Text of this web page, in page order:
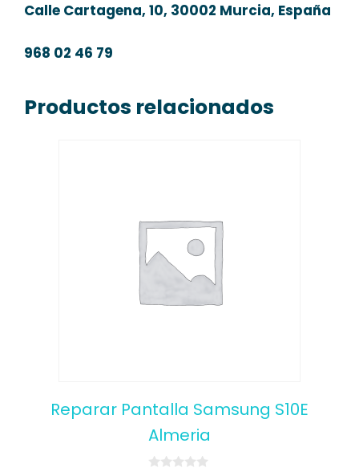
Calle Cartagena, 10, 30002 Murcia, España
968 02 46 79
Productos relacionados
Reparar Pantalla Samsung S10E
Almeria